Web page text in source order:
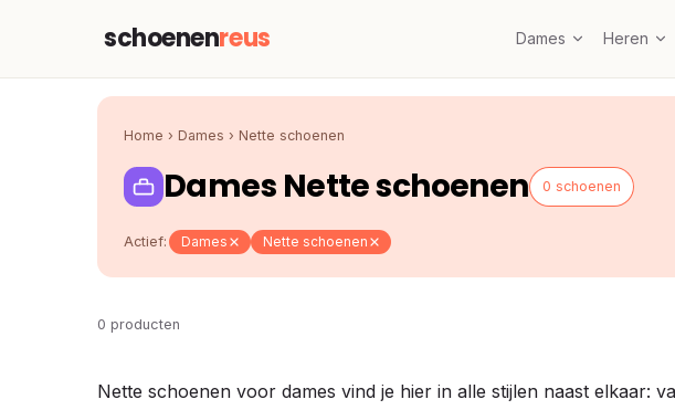
schoenenreus Dames Heren
Home › Dames › Nette schoenen
Dames Nette schoenen 0 schoenen
Actief: Dames Nette schoenen
0 producten
Nette schoenen voor dames vind je hier in alle stijlen naast elkaar: